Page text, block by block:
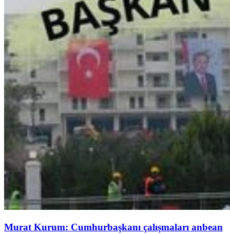
Murat Kurum: Cumhurbaşkanı çalışmaları anbean